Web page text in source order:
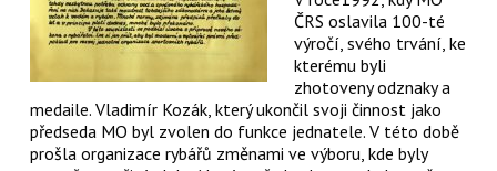
ČRS oslavila 100-té
výročí, svého trvání, ke
kterému byli
zhotoveny odznaky a
medaile. Vladimír Kozák, který ukončil svoji činnost jako
předseda MO byl zvolen do funkce jednatele. V této době
prošla organizace rybářů změnami ve výboru, kde byly